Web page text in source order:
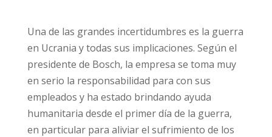
Una de las grandes incertidumbres es la guerra
en Ucrania y todas sus implicaciones. Según el
presidente de Bosch, la empresa se toma muy
en serio la responsabilidad para con sus
empleados y ha estado brindando ayuda
humanitaria desde el primer día de la guerra,
en particular para aliviar el sufrimiento de los